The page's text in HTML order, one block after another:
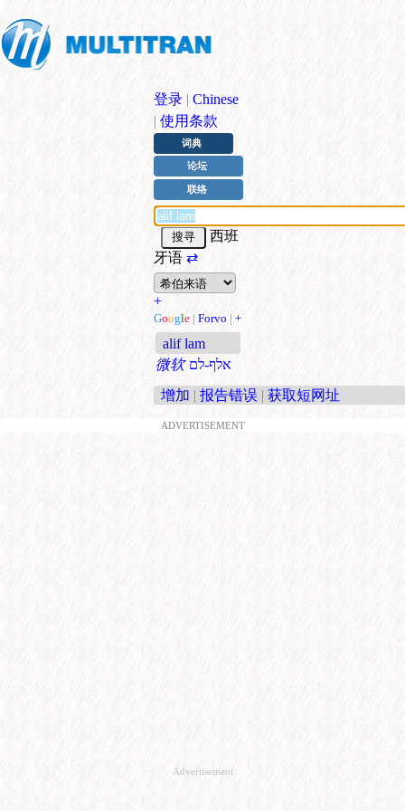
登录 | Chinese
| 使用条款
词典
论坛
联络
西班
牙语⇄
+
Google | Forvo | +
alif lam
微软 אלף-לם
增加 | 报告错误 | 获取短网址
ADVERTISEMENT
Advertisement